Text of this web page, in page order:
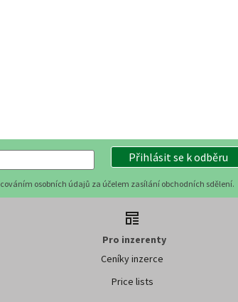
Přihlásit se k odběru
osobních údajů za účelem zasílání obchodních sdělení.
Pro inzerenty
Ceníky inzerce
Price lists